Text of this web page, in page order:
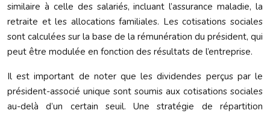
similaire à celle des salariés, incluant l’assurance maladie, la
retraite et les allocations familiales. Les cotisations sociales
sont calculées sur la base de la rémunération du président, qui
peut être modulée en fonction des résultats de l’entreprise.
Il est important de noter que les dividendes perçus par le
président-associé unique sont soumis aux cotisations sociales
au-delà d’un certain seuil. Une stratégie de répartition